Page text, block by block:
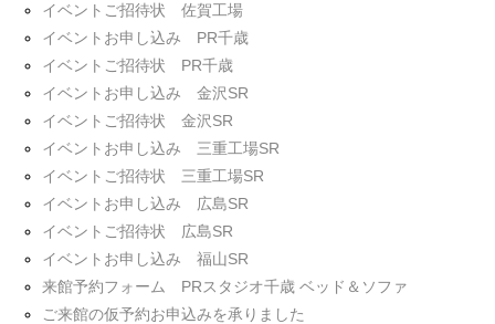
イベントご招待状 佐賀工場
イベントお申し込み PR千歳
イベントご招待状 PR千歳
イベントお申し込み 金沢SR
イベントご招待状 金沢SR
イベントお申し込み 三重工場SR
イベントご招待状 三重工場SR
イベントお申し込み 広島SR
イベントご招待状 広島SR
イベントお申し込み 福山SR
来館予約フォーム PRスタジオ千歳 ベッド＆ソファ
ご来館の仮予約お申込みを承りました